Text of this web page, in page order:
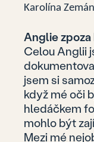
Karolína
Anglie
Celou Anglii
jsem si
když mé oči
hledáčkem
mohlo být
Mezi mé